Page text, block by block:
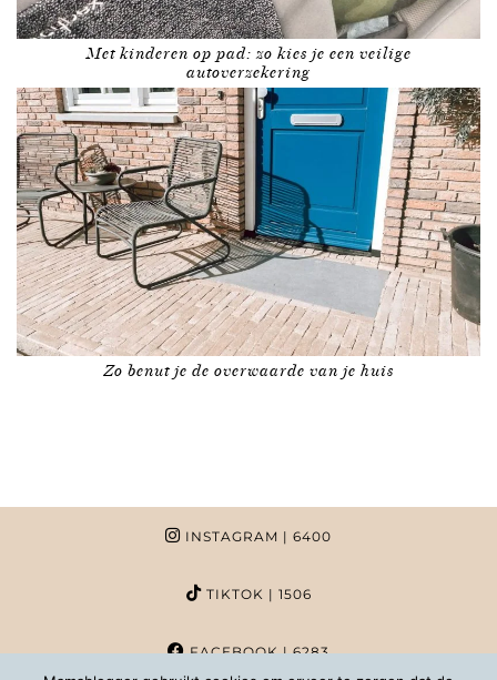
Met kinderen op pad: zo kies je een veilige
autoverzekering
Zo benut je de overwaarde van je huis
INSTAGRAM | 6400
TIKTOK | 1506
FACEBOOK| 6283